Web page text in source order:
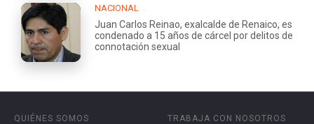
NACIONAL
Juan Carlos Reinao, exalcalde de Renaico, es
condenado a 15 años de cárcel por delitos de
connotación sexual
QUIÉNES SOMOS
TRABAJA CON NOSOTROS